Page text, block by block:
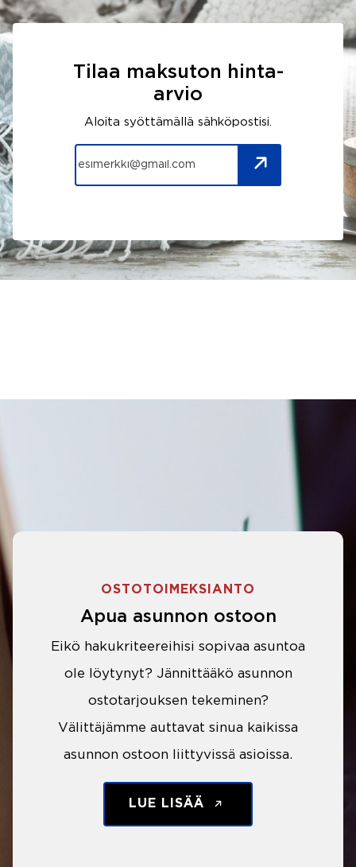
Tilaa maksuton hinta-
arvio
Aloita syöttämällä sähköpostisi.
OSTOTOIMEKSIANTO
Apua asunnon ostoon
Eikö hakukriteereihisi sopivaa asuntoa
ole löytynyt? Jännittääkö asunnon
ostotarjouksen tekeminen?
Välittäjämme auttavat sinua kaikissa
asunnon ostoon liittyvissä asioissa.
LUE LISÄÄ